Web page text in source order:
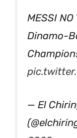
MESSI
Dinamo-
— El